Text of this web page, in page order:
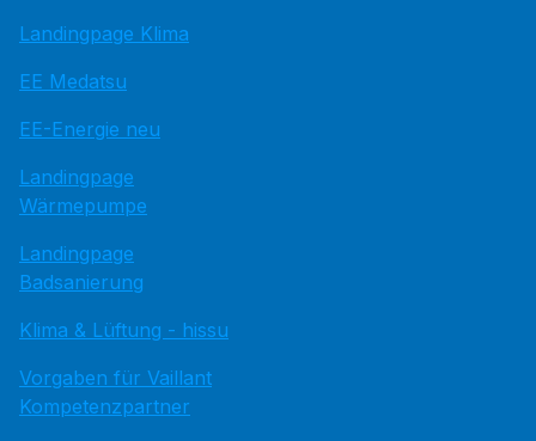
Landingpage Klima
EE Medatsu
EE-Energie neu
Landingpage
Wärmepumpe
Landingpage
Badsanierung
Klima & Lüftung - hissu
Vorgaben für Vaillant
Kompetenzpartner